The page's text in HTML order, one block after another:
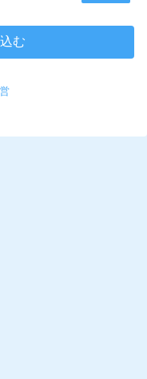
む